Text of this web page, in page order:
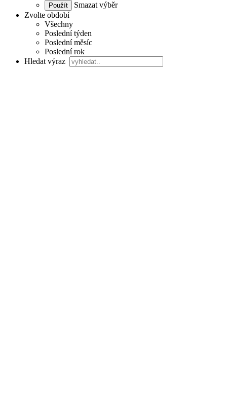
Smazat výběr
Zvolte období
Všechny
Poslední týden
Poslední měsíc
Poslední rok
Hledat výraz